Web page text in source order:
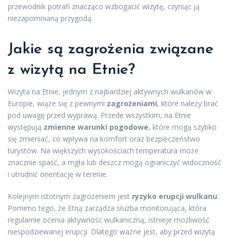
przewodnik potrafi znacząco wzbogacić wizytę, czyniąc ją
niezapomnianą przygodą.
Jakie są zagrożenia związane
z wizytą na Etnie?
Wizyta na Etnie, jednym z najbardziej aktywnych wulkanów w
Europie, wiąże się z pewnymi zagrożeniami, które należy brać
pod uwagę przed wyprawą. Przede wszystkim, na Etnie
występują zmienne warunki pogodowe, które mogą szybko
się zmieniać, co wpływa na komfort oraz bezpieczeństwo
turystów. Na większych wysokościach temperatura może
znacznie spaść, a mgła lub deszcz mogą ograniczyć widoczność
i utrudnić orientację w terenie.
Kolejnym istotnym zagrożeniem jest ryzyko erupcji wulkanu.
Pomimo tego, że Etną zarządza służba monitorująca, która
regularnie ocenia aktywność wulkaniczną, istnieje możliwość
niespodziewanej erupcji. Dlatego ważne jest, aby przed wizytą